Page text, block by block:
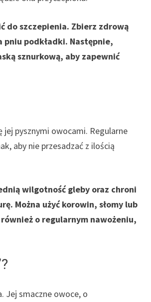
do szczepienia. Zbierz zdrową
pniu podkładki. Następnie,
sznurkową, aby zapewnić
jej pysznymi owocami. Regularne
aby nie przesadzać z ilością
wilgotność gleby oraz chroni
Można użyć korowin, słomy lub
o regularnym nawożeniu,
Jej smaczne owoce, o